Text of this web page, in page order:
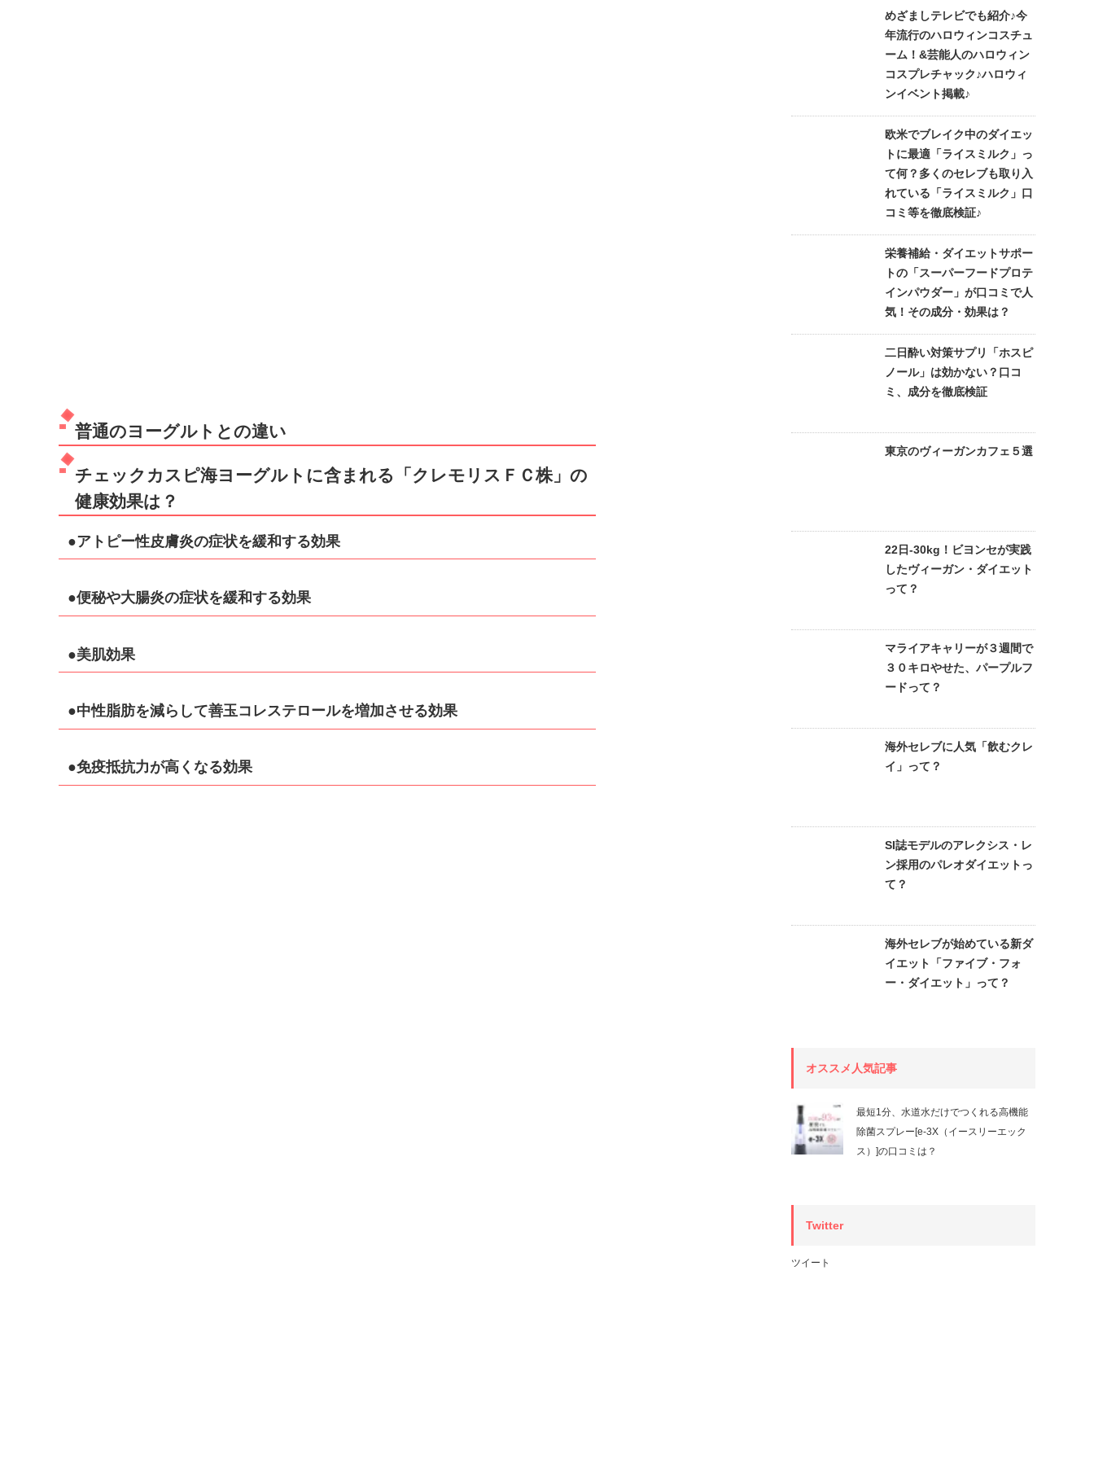
普通のヨーグルトとの違い
チェックカスピ海ヨーグルトに含まれる「クレモリスＦＣ株」の
健康効果は？
●アトピー性皮膚炎の症状を緩和する効果
●便秘や大腸炎の症状を緩和する効果
●美肌効果
●中性脂肪を減らして善玉コレステロールを増加させる効果
●免疫抵抗力が高くなる効果
めざましテレビでも紹介♪今
年流行のハロウィンコスチュ
ーム！&芸能人のハロウィン
コスプレチャック♪ハロウィ
ンイベント掲載♪
欧米でブレイク中のダイエッ
トに最適「ライスミルク」っ
て何？多くのセレブも取り入
れている「ライスミルク」口
コミ等を徹底検証♪
栄養補給・ダイエットサポー
トの「スーパーフードプロテ
インパウダー」が口コミで人
気！その成分・効果は？
二日酔い対策サプリ「ホスピ
ノール」は効かない？口コ
ミ、成分を徹底検証
東京のヴィーガンカフェ５選
22日-30kg！ビヨンセが実践
したヴィーガン・ダイエット
って？
マライアキャリーが３週間で
３０キロやせた、パープルフ
ードって？
海外セレブに人気「飲むクレ
イ」って？
SI誌モデルのアレクシス・レ
ン採用のパレオダイエットっ
て？
海外セレブが始めている新ダ
イエット「ファイブ・フォ
ー・ダイエット」って？
オススメ人気記事
最短1分、水道水だけでつくれる高機能
除菌スプレー[e-3X（イースリーエック
ス）]の口コミは？
Twitter
ツイート